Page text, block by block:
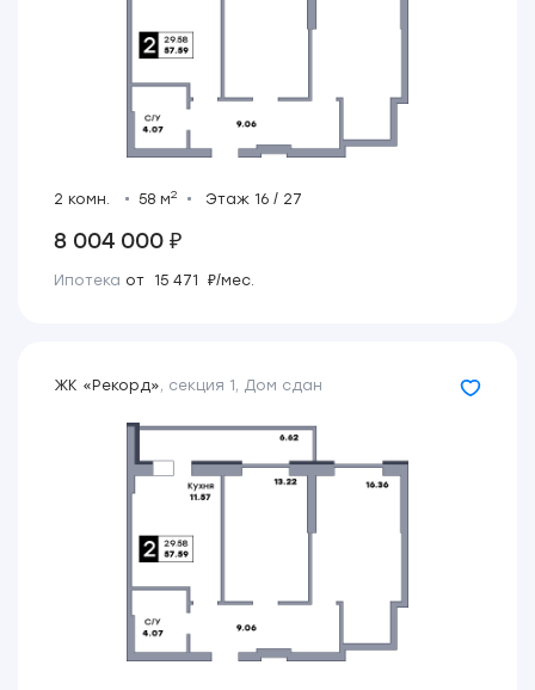
2 комн. 58 м2 Этаж 16 / 27
8 004 000 ₽
Ипотека от 15 471 ₽/мес.
ЖК «Рекорд», секция 1, Дом сдан